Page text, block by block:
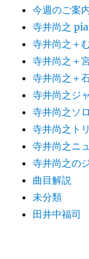
今週のご案
寺井尚之
寺井尚之＋
寺井尚之＋
寺井尚之＋
寺井尚之ジ
寺井尚之ソロ
寺井尚之ト
寺井尚之ニ
寺井尚之の
曲目解説
未分類
田井中福司